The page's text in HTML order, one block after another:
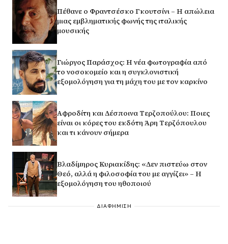
Πέθανε ο Φραντσέσκο Γκουτσίνι – Η απώλεια
μιας εμβληματικής φωνής της ιταλικής
μουσικής
Γιώργος Παράσχος: Η νέα φωτογραφία από
το νοσοκομείο και η συγκλονιστική
εξομολόγηση για τη μάχη του με τον καρκίνο
Αφροδίτη και Δέσποινα Τερζοπούλου: Ποιες
είναι οι κόρες του εκδότη Άρη Τερζόπουλου
και τι κάνουν σήμερα
Βλαδίμηρος Κυριακίδης: «Δεν πιστεύω στον
Θεό, αλλά η φιλοσοφία του με αγγίζει» – Η
εξομολόγηση του ηθοποιού
ΔΙΑΦΗΜΙΣΗ